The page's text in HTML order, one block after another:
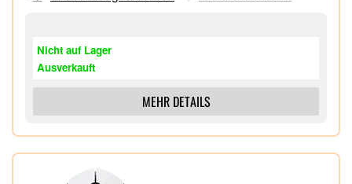
Schaltkraft: 43 g,
LIGHTSYNC RGB mit ca. 16,8 Mio. Farben,
Oberschale mit Aluminiumlegierung
Akkulaufzeit bis zu 1.000 Stunden,
Nicht auf Lager
Ausverkauft
MEHR DETAILS